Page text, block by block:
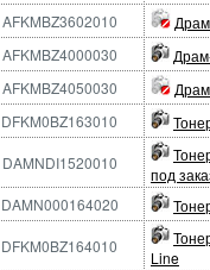
AFKMBZ3602010
AFKMBZ4000030
AFKMBZ4050030
DFKM0BZ163010
DAMNDI1520010
под
DAMN000164020
DFKM0BZ164010
Line